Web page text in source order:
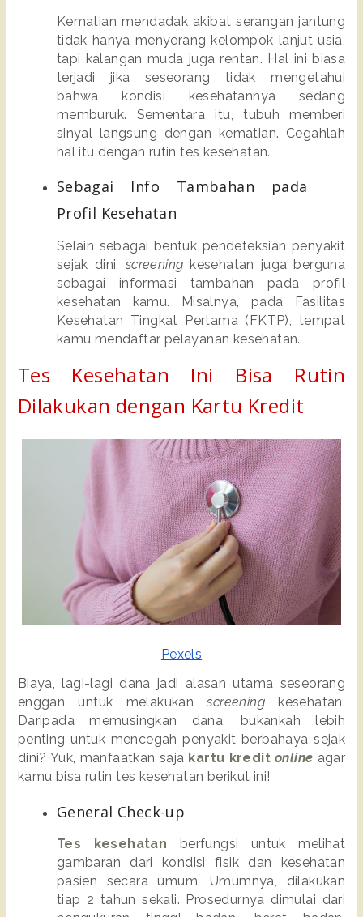
Kematian mendadak akibat serangan jantung
tidak hanya menyerang kelompok lanjut usia,
tapi kalangan muda juga rentan. Hal ini biasa
terjadi jika seseorang tidak mengetahui
bahwa kondisi kesehatannya sedang
memburuk. Sementara itu, tubuh memberi
sinyal langsung dengan kematian. Cegahlah
hal itu dengan rutin tes kesehatan.
Sebagai Info Tambahan pada
Profil Kesehatan
Selain sebagai bentuk pendeteksian penyakit
sejak dini, screening kesehatan juga berguna
sebagai informasi tambahan pada profil
kesehatan kamu. Misalnya, pada Fasilitas
Kesehatan Tingkat Pertama (FKTP), tempat
kamu mendaftar pelayanan kesehatan.
Tes Kesehatan Ini Bisa Rutin
Dilakukan dengan Kartu Kredit
Pexels
Biaya, lagi-lagi dana jadi alasan utama seseorang
enggan untuk melakukan screening kesehatan.
Daripada memusingkan dana, bukankah lebih
penting untuk mencegah penyakit berbahaya sejak
dini? Yuk, manfaatkan saja kartu kredit online agar
kamu bisa rutin tes kesehatan berikut ini!
General Check-up
Tes kesehatan berfungsi untuk melihat
gambaran dari kondisi fisik dan kesehatan
pasien secara umum. Umumnya, dilakukan
tiap 2 tahun sekali. Prosedurnya dimulai dari